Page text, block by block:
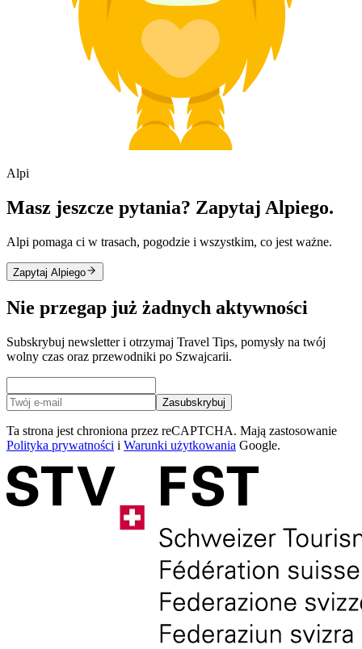
Alpi
Masz jeszcze pytania? Zapytaj Alpiego.
Alpi pomaga ci w trasach, pogodzie i wszystkim, co jest ważne.
Zapytaj Alpiego
Nie przegap już żadnych aktywności
Subskrybuj newsletter i otrzymaj Travel Tips, pomysły na twój
wolny czas oraz przewodniki po Szwajcarii.
Zasubskrybuj
Ta strona jest chroniona przez reCAPTCHA. Mają zastosowanie
Polityka prywatności i Warunki użytkowania Google.